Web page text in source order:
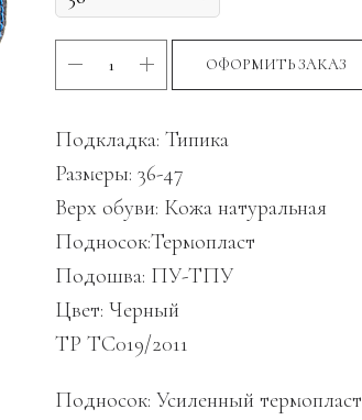
ОФОРМИТЬ ЗАКАЗ
Подкладка: Типика
Размеры: 36-47
Верх обуви: Кожа натуральная
Подносок:Термопласт
Подошва: ПУ-ТПУ
Цвет: Черный
ТР ТС019/2011
Подносок: Усиленный термопласт